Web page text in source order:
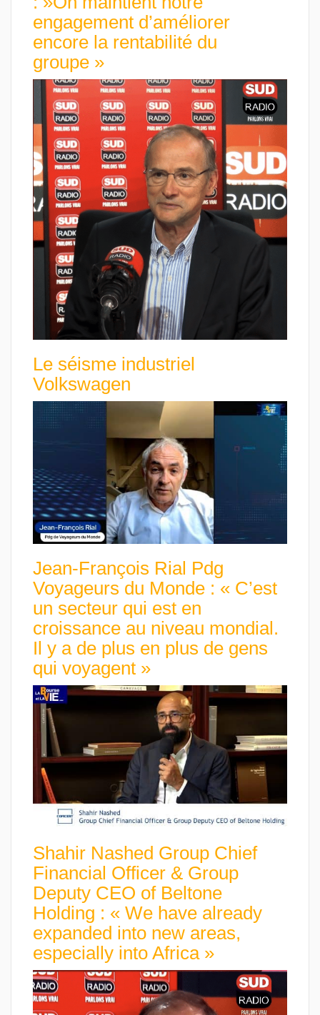
engagement d’améliorer
encore la rentabilité du
groupe »
Le séisme industriel
Volkswagen
Jean-François Rial Pdg
Voyageurs du Monde : « C’est
un secteur qui est en
croissance au niveau mondial.
Il y a de plus en plus de gens
qui voyagent »
Shahir Nashed Group Chief
Financial Officer & Group
Deputy CEO of Beltone
Holding : « We have already
expanded into new areas,
especially into Africa »